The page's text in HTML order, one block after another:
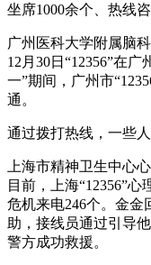
坐席1000余个、热线咨
广州医科大学附属脑
12月30日“12356”在
一”期间，广州市
通。
通过拨打热线，一些
上海市精神卫生中心
目前，上海“12356”
危机来电246个。金金
助，接线员通过引导
警方成功救援。